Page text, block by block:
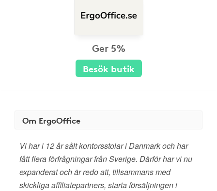
Ger 5%
Besök butik
Om ErgoOffice
Vi har i 12 år sålt kontorsstolar i Danmark och har
fått flera förfrågningar från Sverige. Därför har vi nu
expanderat och är redo att, tillsammans med
skickliga affiliatepartners, starta försäljningen i